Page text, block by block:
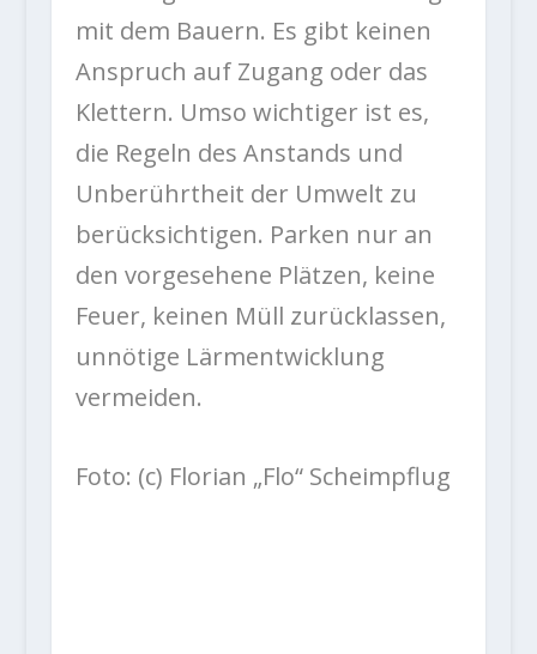
mit dem Bauern. Es gibt keinen
Anspruch auf Zugang oder das
Klettern. Umso wichtiger ist es,
die Regeln des Anstands und
Unberührtheit der Umwelt zu
berücksichtigen. Parken nur an
den vorgesehene Plätzen, keine
Feuer, keinen Müll zurücklassen,
unnötige Lärmentwicklung
vermeiden.
Foto: (c) Florian „Flo“ Scheimpflug